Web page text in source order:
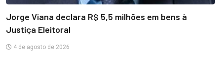
Jorge Viana declara R$ 5,5 milhões em bens à
Justiça Eleitoral
4 de agosto de 2026